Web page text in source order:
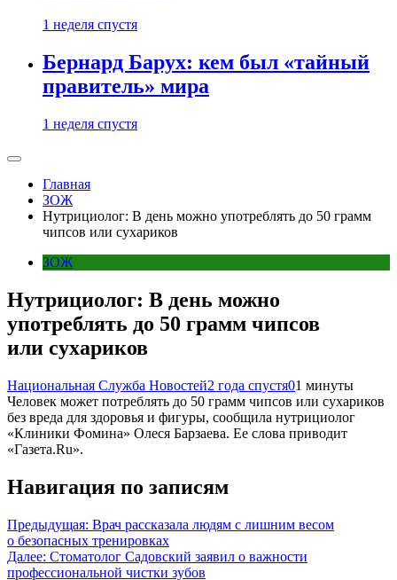
1 неделя спустя
Бернард Барух: кем был «тайный
правитель» мира
1 неделя спустя
Главная
ЗОЖ
Нутрициолог: В день можно употреблять до 50 грамм
чипсов или сухариков
ЗОЖ
Нутрициолог: В день можно
употреблять до 50 грамм чипсов
или сухариков
Национальная Служба Новостей2 года спустя01 минуты
Человек может потреблять до 50 грамм чипсов или сухариков
без вреда для здоровья и фигуры, сообщила нутрициолог
«Клиники Фомина» Олеся Барзаева. Ее слова приводит
«Газета.Ru».
Навигация по записям
Предыдущая: Врач рассказала людям с лишним весом
о безопасных тренировках
Далее: Стоматолог Садовский заявил о важности
профессиональной чистки зубов